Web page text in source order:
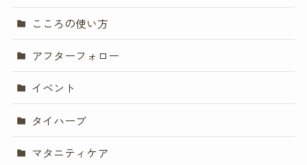
こころの使い方
アフターフォロー
イベント
タイハーブ
マタニティケア